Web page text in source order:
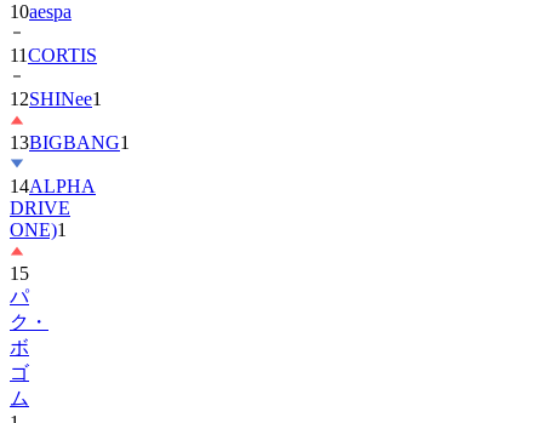
11CORTIS
12SHINee1
13BIGBANG
14ALPHA
DRIVE
ONE)1
15
パ
ク・
ボ
ゴ
ム
1